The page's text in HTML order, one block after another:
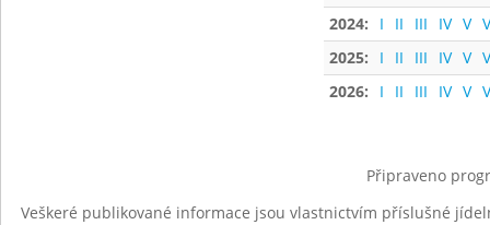
2024:
I II III IV V
2025:
I II III IV V
2026:
I II III IV V
Připraveno
Veškeré publikované informace jsou vlastnictvím příslušné